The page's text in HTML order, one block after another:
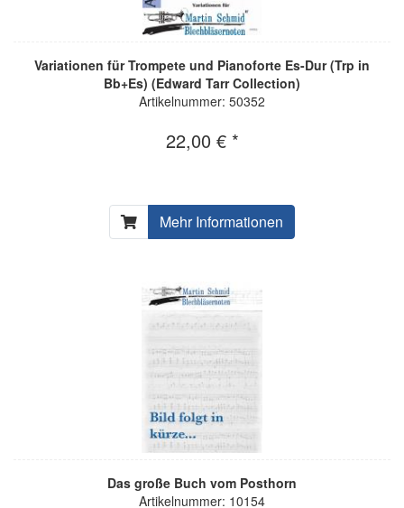
Variationen für Trompete und Pianoforte Es-Dur (Trp in
Bb+Es) (Edward Tarr Collection)
Artikelnummer: 50352
22,00 € *
Mehr Informationen
Das große Buch vom Posthorn
Artikelnummer: 10154